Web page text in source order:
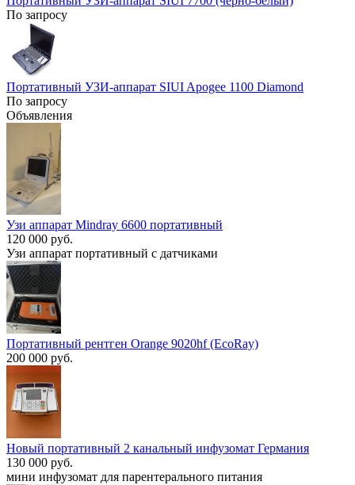
По запросу
Портативный УЗИ-аппарат SIUI Apogee 1100 Diamond
По запросу
Объявления
Узи аппарат Mindray 6600 портативный
120 000 руб.
Узи аппарат портативный c датчиками
Портативный рентген Orange 9020hf (EcoRay)
200 000 руб.
Новый портативный 2 канальный инфузомат Германия
130 000 руб.
мини инфузомат для парентерального питания